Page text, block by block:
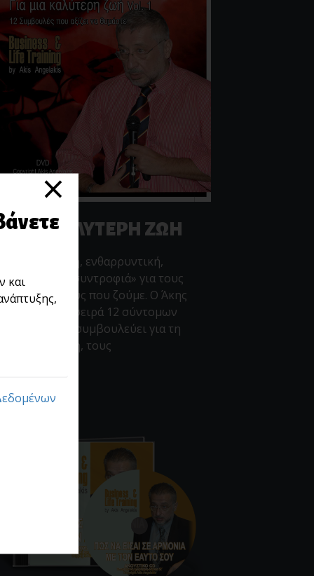
ΜΙΑ ΚΑΛΥΤΕΡΗ ΖΩΗ
πολύ χρήσιμη, ενθαρρυντική,
«συντροφιά» για τους
καιρούς που ζούμε. Ο Άκης
σε μια σειρά 12 σύντομων
μιλάει και συμβουλεύει για τη
την πίστη, τους
×
και